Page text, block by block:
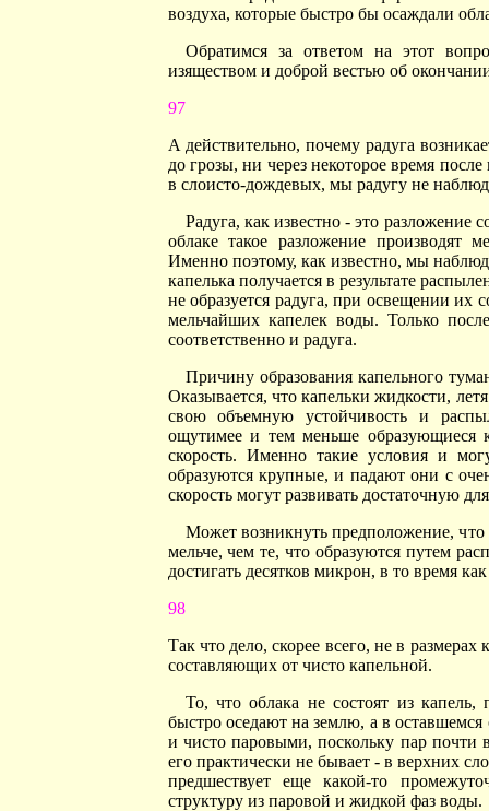
воздуха, которые быстро бы осаждали
Обратимся за ответом на этот
изяществом и доброй вестью об
97
А действительно, почему радуга
до грозы, ни через некоторое время
в слоисто-дождевых, мы радугу не
Радуга, как известно - это разложение
облаке такое разложение производят
Именно поэтому, как известно, мы
капелька получается в результате
не образуется радуга, при освещении их
мельчайших капелек воды. Только
соответственно и радуга.
Причину образования капельного
Оказывается, что капельки жидкости,
свою объемную устойчивость и
ощутимее и тем меньше образующиеся
скорость. Именно такие условия и
образуются крупные, и падают они с
скорость могут развивать достаточную
Может возникнуть предположение, что
мельче, чем те, что образуются путем
достигать десятков микрон, в то время
98
Так что дело, скорее всего, не в
составляющих от чисто капельной.
То, что облака не состоят из капель,
быстро оседают на землю, а в
и чисто паровыми, поскольку пар почти
его практически не бывает - в верхних
предшествует еще какой-то
структуру из паровой и жидкой фаз воды.